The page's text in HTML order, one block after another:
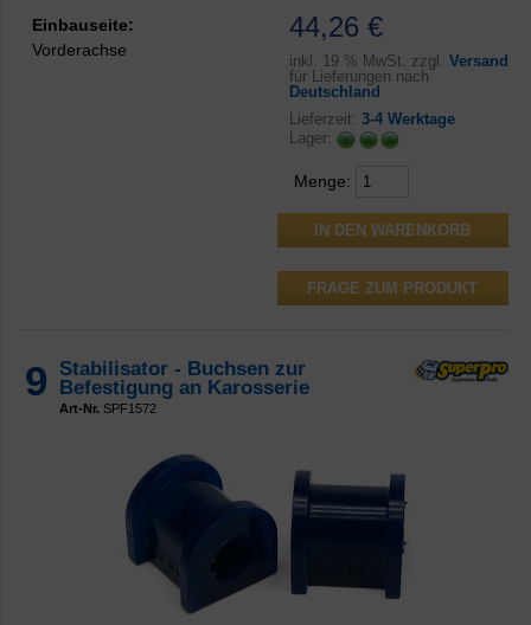
44,26 €
inkl. 19 % MwSt. zzgl. Versand
für Lieferungen nach
Deutschland
Lieferzeit: 3-4 Werktage
Lager:
Menge:
FRAGE ZUM PRODUKT
Einbauseite:
Vorderachse
9
Stabilisator - Buchsen zur
Befestigung an Karosserie
Art-Nr. SPF1572